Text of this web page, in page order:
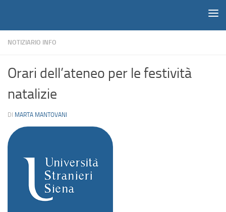
NOTIZIARIO INFO
Orari dell’ateneo per le festività
natalizie
DI MARTA MANTOVANI